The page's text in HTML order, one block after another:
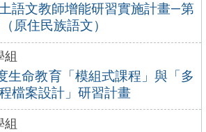
語文教師增能研習實施計畫—第
原住民族語文）
組
生命教育「模組式課程」與「多
檔案設計」研習計畫
組